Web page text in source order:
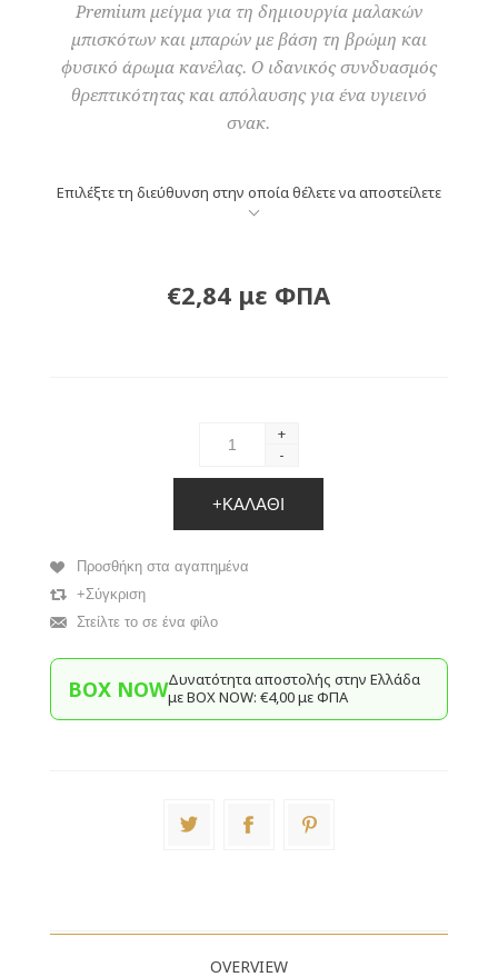
Premium μείγμα για τη δημιουργία μαλακών
μπισκότων και μπαρών με βάση τη βρώμη και
φυσικό άρωμα κανέλας. Ο ιδανικός συνδυασμός
θρεπτικότητας και απόλαυσης για ένα υγιεινό
σνακ.
Επιλέξτε τη διεύθυνση στην οποία θέλετε να αποστείλετε
€2,84 με ΦΠΑ
+
-
+ΚΑΛΆΘΙ
Προσθήκη στα αγαπημένα
+Σύγκριση
Στείλτε το σε ένα φίλο
BOX NOWΔυνατότητα αποστολής στην Ελλάδα
με BΟΧ ΝOW: €4,00 με ΦΠΑ
OVERVIEW